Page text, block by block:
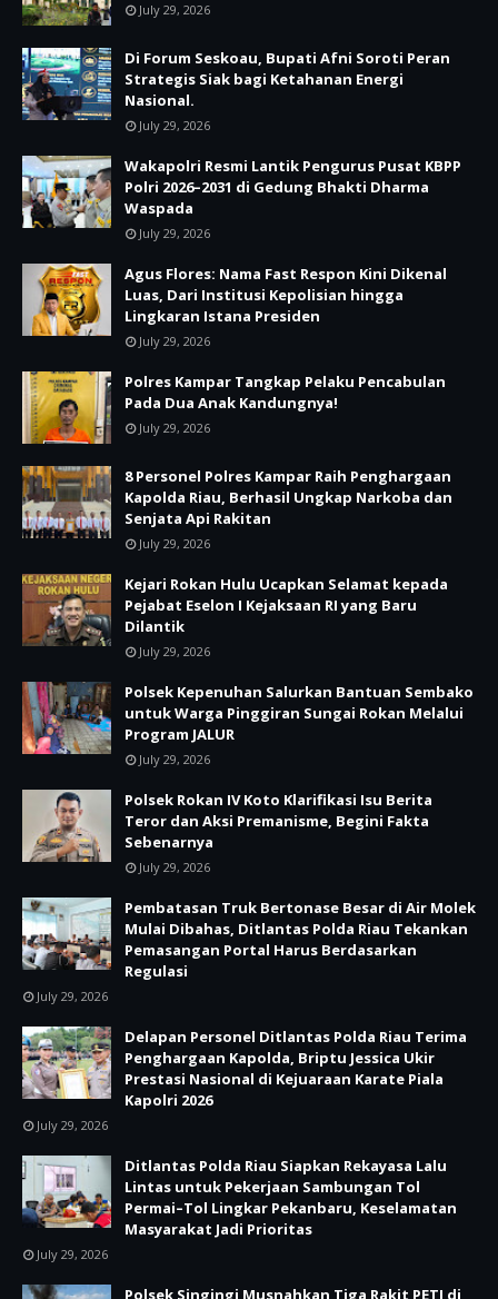
July 29, 2026
Di Forum Seskoau, Bupati Afni Soroti Peran
Strategis Siak bagi Ketahanan Energi
Nasional.
July 29, 2026
Wakapolri Resmi Lantik Pengurus Pusat KBPP
Polri 2026–2031 di Gedung Bhakti Dharma
Waspada
July 29, 2026
Agus Flores: Nama Fast Respon Kini Dikenal
Luas, Dari Institusi Kepolisian hingga
Lingkaran Istana Presiden
July 29, 2026
Polres Kampar Tangkap Pelaku Pencabulan
Pada Dua Anak Kandungnya!
July 29, 2026
8 Personel Polres Kampar Raih Penghargaan
Kapolda Riau, Berhasil Ungkap Narkoba dan
Senjata Api Rakitan
July 29, 2026
Kejari Rokan Hulu Ucapkan Selamat kepada
Pejabat Eselon I Kejaksaan RI yang Baru
Dilantik
July 29, 2026
Polsek Kepenuhan Salurkan Bantuan Sembako
untuk Warga Pinggiran Sungai Rokan Melalui
Program JALUR
July 29, 2026
Polsek Rokan IV Koto Klarifikasi Isu Berita
Teror dan Aksi Premanisme, Begini Fakta
Sebenarnya
July 29, 2026
Pembatasan Truk Bertonase Besar di Air Molek
Mulai Dibahas, Ditlantas Polda Riau Tekankan
Pemasangan Portal Harus Berdasarkan
Regulasi
July 29, 2026
Delapan Personel Ditlantas Polda Riau Terima
Penghargaan Kapolda, Briptu Jessica Ukir
Prestasi Nasional di Kejuaraan Karate Piala
Kapolri 2026
July 29, 2026
Ditlantas Polda Riau Siapkan Rekayasa Lalu
Lintas untuk Pekerjaan Sambungan Tol
Permai–Tol Lingkar Pekanbaru, Keselamatan
Masyarakat Jadi Prioritas
July 29, 2026
Polsek Singingi Musnahkan Tiga Rakit PETI di